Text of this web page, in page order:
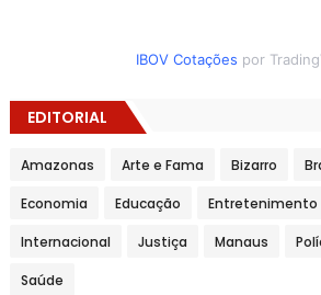
IBOV Cotações por
EDITORIAL
Amazonas Arte e Fama Bizarro
Economia Educação Entretenimento
Internacional Justiça Manaus
Saúde